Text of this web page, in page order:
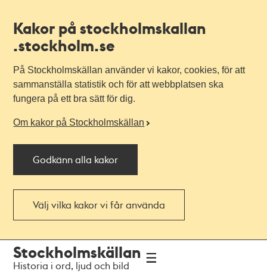
Kakor på stockholmskallan
.stockholm.se
På Stockholmskällan använder vi kakor, cookies, för att
sammanställa statistik och för att webbplatsen ska
fungera på ett bra sätt för dig.
Om kakor på Stockholmskällan
Godkänn alla kakor
Välj vilka kakor vi får använda
navigationen
huvudinnehållet
Stockholmskällan
Historia i ord, ljud och bild